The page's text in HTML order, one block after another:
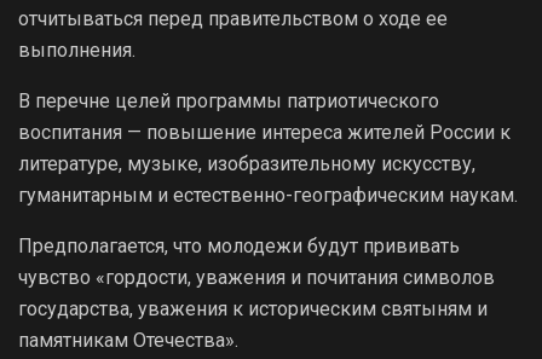
отчитываться перед правительством о ходе ее
выполнения.
В перечне целей программы патриотического
воспитания — повышение интереса жителей России к
литературе, музыке, изобразительному искусству,
гуманитарным и естественно-географическим наукам.
Предполагается, что молодежи будут прививать
чувство «гордости, уважения и почитания символов
государства, уважения к историческим святыням и
памятникам Отечества».